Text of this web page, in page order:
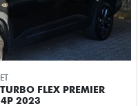
LTZ AUTOMATICO 4P